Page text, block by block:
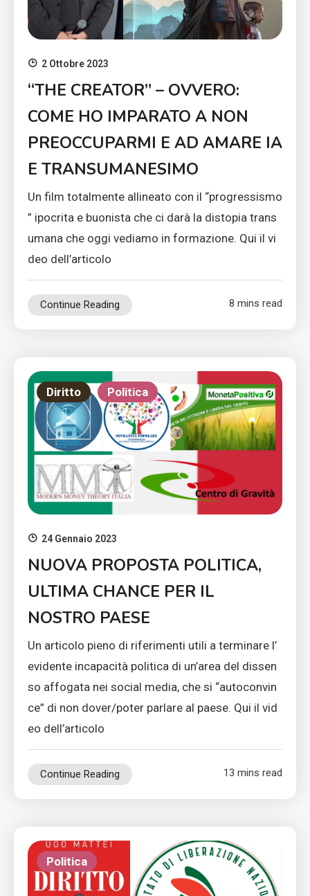
2 Ottobre 2023
“THE CREATOR” – OVVERO:
COME HO IMPARATO A NON
PREOCCUPARMI E AD AMARE IA
E TRANSUMANESIMO
Un film totalmente allineato con il “progressismo
” ipocrita e buonista che ci darà la distopia trans
umana che oggi vediamo in formazione. Qui il vi
deo dell’articolo
Continue Reading 8 mins read
Diritto Politica
24 Gennaio 2023
NUOVA PROPOSTA POLITICA,
ULTIMA CHANCE PER IL
NOSTRO PAESE
Un articolo pieno di riferimenti utili a terminare l’
evidente incapacità politica di un’area del dissen
so affogata nei social media, che si “autoconvin
ce” di non dover/poter parlare al paese. Qui il vid
eo dell’articolo
Continue Reading 13 mins read
Politica